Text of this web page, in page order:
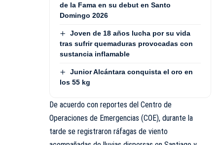
de la Fama en su debut en Santo
Domingo 2026
Joven de 18 años lucha por su vida
tras sufrir quemaduras provocadas con
sustancia inflamable
Junior Alcántara conquista el oro en
los 55 kg
De acuerdo con reportes del Centro de
Operaciones de Emergencias (COE), durante la
tarde se registraron ráfagas de viento